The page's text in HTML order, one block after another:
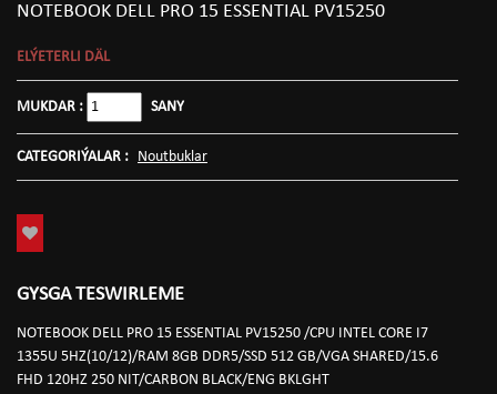
NOTEBOOK DELL PRO 15 ESSENTIAL PV15250
ELÝETERLI DÄL
MUKDAR : SANY
CATEGORIÝALAR : Noutbuklar
GYSGA TESWIRLEME
NOTEBOOK DELL PRO 15 ESSENTIAL PV15250 /CPU INTEL CORE I7
1355U 5HZ(10/12)/RAM 8GB DDR5/SSD 512 GB/VGA SHARED/15.6
FHD 120HZ 250 NIT/CARBON BLACK/ENG BKLGHT